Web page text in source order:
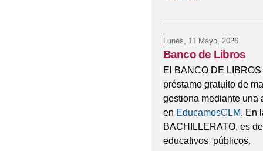
Lunes, 11 Mayo, 2026
Banco de Libros
El BANCO DE
préstamo gratuito de
gestiona mediante una
en EducamosCLM. En
BACHILLERATO, es
educativos públicos.